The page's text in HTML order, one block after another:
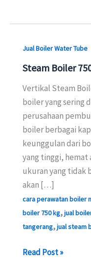
Jual Boiler Water Tube
Steam Boiler
Vertikal Steam
boiler yang sering
perusahaan
boiler berbagai
keunggulan dari
yang tinggi, hemat
ukuran yang tidak
akan […]
cara perawatan boiler
boiler 750 kg,jual
tangerang,jual steam
Steam
Read Post »